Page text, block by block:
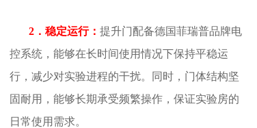
2．稳定运行： 提升门配备德国菲瑞普品牌电
控系统，能够在长时间使用情况下保持平稳运
行，减少对实验进程的干扰。同时，门体结构坚
固耐用，能够长期承受频繁操作，保证实验房的
日常使用需求。